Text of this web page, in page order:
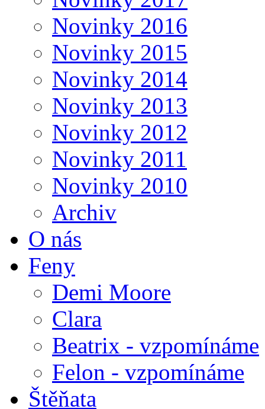
Novinky 2016
Novinky 2015
Novinky 2014
Novinky 2013
Novinky 2012
Novinky 2011
Novinky 2010
Archiv
O nás
Feny
Demi Moore
Clara
Beatrix - vzpomínáme
Felon - vzpomínáme
Štěňata